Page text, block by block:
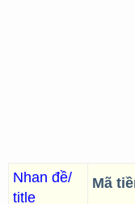
Nhan đề/
title
Mã